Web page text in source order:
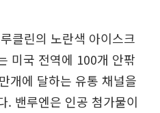
클린의 노란색 아이스크
미국 전역에 100개 안팎
개에 달하는 유통 채널을
. 밴루엔은 인공 첨가물이